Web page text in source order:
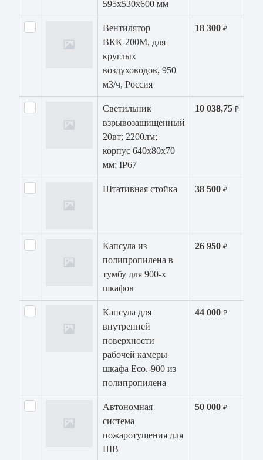
595x530x600 мм
Вентилятор
ВКК-200М, для
круглых
воздуховодов, 950
м3/ч, Россия
18 300 ₽
Светильник
взрывозащищенный
20вт; 2200лм;
корпус 640х80х70
мм; IP67
10 038,75 ₽
Штативная стойка 38 500 ₽
Капсула из
полипропилена в
тумбу для 900-x
шкафов
26 950 ₽
Капсула для
внутренней
поверхности
рабочей камеры
шкафа Eco.-900 из
полипропилена
44 000 ₽
Автономная
система
пожаротушения для
ШВ
50 000 ₽